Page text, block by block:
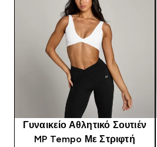
Γυναικείο Αθλητικό Σουτιέν
MP Tempo Με Στριφτή